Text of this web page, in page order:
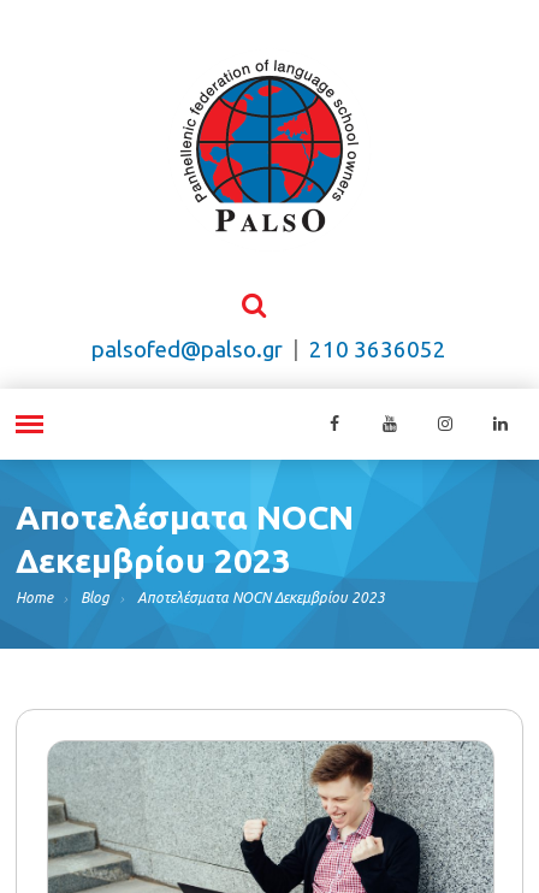
palsofed@palso.gr 210 3636052
Αποτελέσματα NOCN
Δεκεμβρίου 2023
Home Blog Αποτελέσματα NOCN Δεκεμβρίου 2023